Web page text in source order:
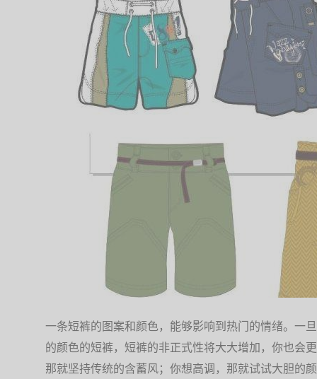
一条短裤的图案和颜色，能够影响到热门的情绪。一
的颜色的短裤，短裤的非正式性将大大增加，你也会
那就坚持传统的含蓄风；你想高调，那就试试大胆的